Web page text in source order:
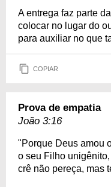
A entrega faz parte
colocar no lugar do
para auxiliar no que
COPIAR
Prova de empatia
João 3:16
"Porque Deus amou
o seu Filho
crê não pereça, mas